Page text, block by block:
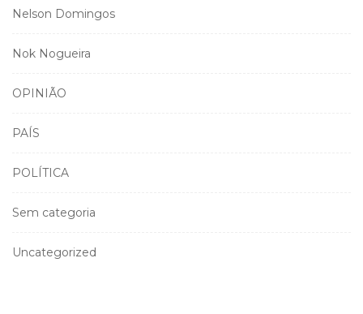
Nelson Domingos
Nok Nogueira
OPINIÃO
PAÍS
POLÍTICA
Sem categoria
Uncategorized